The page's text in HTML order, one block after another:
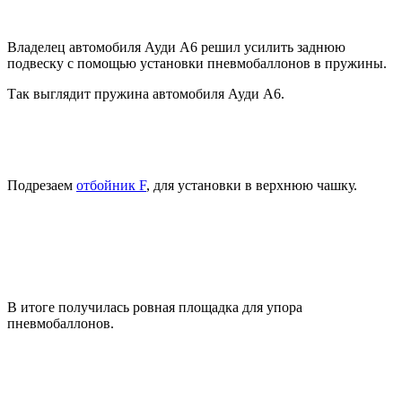
Владелец автомобиля Ауди А6 решил усилить заднюю
подвеску с помощью установки пневмобаллонов в пружины.
Так выглядит пружина автомобиля Ауди А6.
Подрезаем отбойник F, для установки в верхнюю чашку.
В итоге получилась ровная площадка для упора
пневмобаллонов.